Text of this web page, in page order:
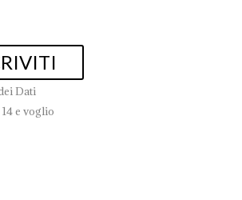
Dati
e voglio